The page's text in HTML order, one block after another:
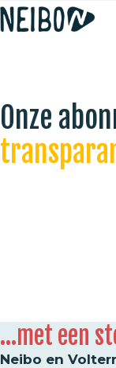
Onze
...met een
Neibo en